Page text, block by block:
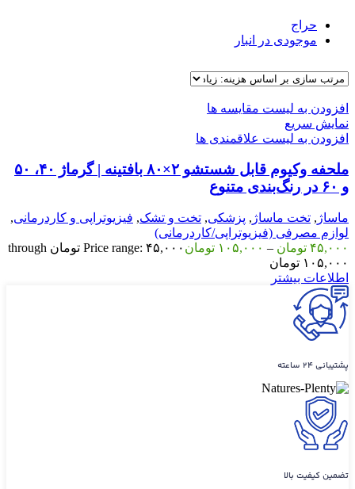
حراج
موجودی در انبار
افزودن به لیست مقایسه ها
نمایش سریع
افزودن به لیست علاقمندی ها
ملحفه وکیوم قابل شستشو ۲×۸۰ بافتینه | گرماژ ۴۰، ۵۰
و ۶۰ در رنگ‌بندی متنوع
ماساژ , تخت ماساژ , پزشکی, تخت و تشک, فیزیوتراپی و کاردرمانی,
لوازم مصرفی (فیزیوتراپی/کاردرمانی)
۴۵,۰۰۰ تومان – ۱۰۵,۰۰۰ تومان
Price range: ۴۵,۰۰۰ تومان through
۱۰۵,۰۰۰ تومان
اطلاعات بیشتر
پشتیبانی ۲۴ ساعته
تضمین کیفیت بالا